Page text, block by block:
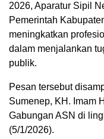
2026, Aparatur Sipil
Pemerintah
meningkatkan
dalam menjalankan
publik.
Pesan tersebut
Sumenep, KH. Imam
Gabungan ASN di
(5/1/2026).